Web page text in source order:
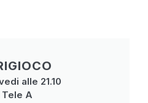
alle 21.10
Tele A